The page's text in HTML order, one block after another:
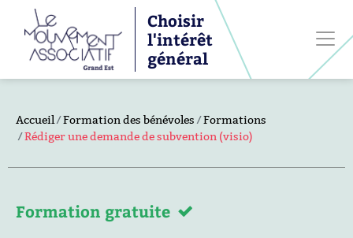
Choisir
l'intérêt
général
Accueil Formation des bénévoles
Formations
Rédiger une demande de subvention (visio)
Formation gratuite